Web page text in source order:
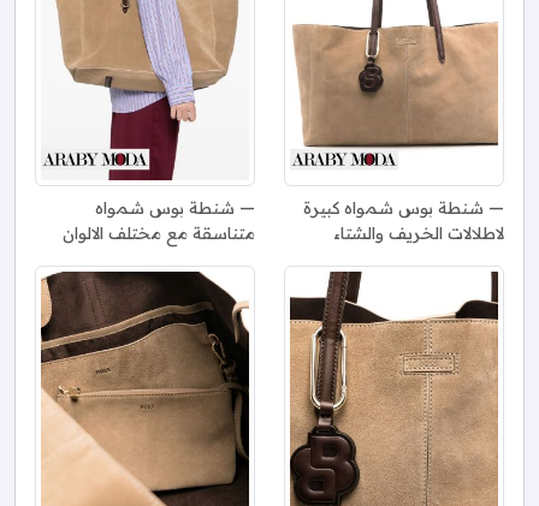
شنطة بوس شمواه كبيرة
لاطلالات الخريف والشتاء
شنطة بوس شمواه
متناسقة مع مختلف الالوان